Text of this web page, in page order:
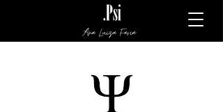
Ana Luiza Faria